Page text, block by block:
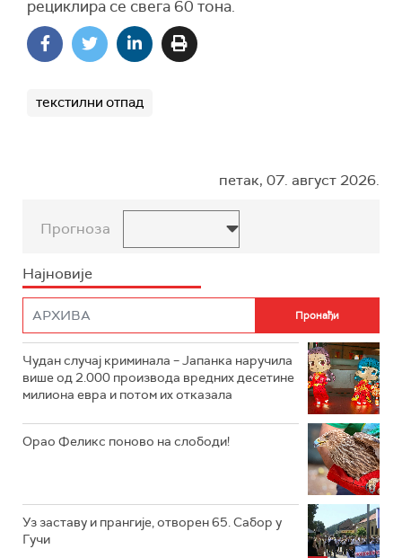
рециклира се свега 60 тона.
текстилни отпад
петак, 07. август 2026.
Прогноза
Најновије
Чудан случај криминала – Јапанка наручила
више од 2.000 производа вредних десетине
милиона евра и потом их отказала
Орао Феликс поново на слободи!
Уз заставу и прангије, отворен 65. Сабор у
Гучи